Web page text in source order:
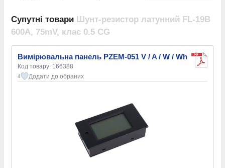
Супутні товари Шунт-резистор латунний FL-19B
600A, 75mV, клас 0.5 CG
Вимірювальна панель PZEM-051 V / A / W / Wh
Код товару: 166388
4 Додати до обраних